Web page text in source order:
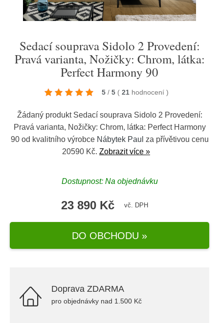
Sedací souprava Sidolo 2 Provedení:
Pravá varianta, Nožičky: Chrom, látka:
Perfect Harmony 90
5 / 5 ( 21 hodnocení )
Žádaný produkt Sedací souprava Sidolo 2 Provedení:
Pravá varianta, Nožičky: Chrom, látka: Perfect Harmony
90 od kvalitního výrobce Nábytek Paul za přívětivou cenu
20590 Kč. Zobrazit více »
Dostupnost: Na objednávku
23 890 Kč vč. DPH
DO OBCHODU »
Doprava ZDARMA
pro objednávky nad 1.500 Kč